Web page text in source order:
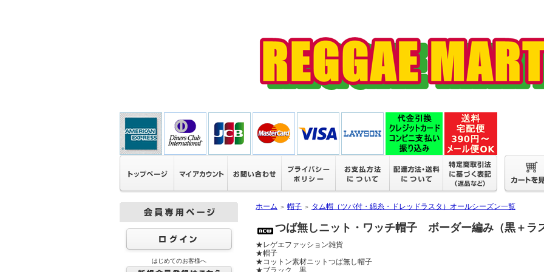
はじめてのお客様へ
ホーム ＞ 帽子 ＞ タム帽（ツバ付・綿糸・ドレッドラスタ）オールシーズン一覧
つば無しニット・ワッチ帽子 ボーダー編み（黒＋ラ
★レゲエファッション雑貨
★帽子
★コットン素材ニットつば無し帽子
★ブラック 黒